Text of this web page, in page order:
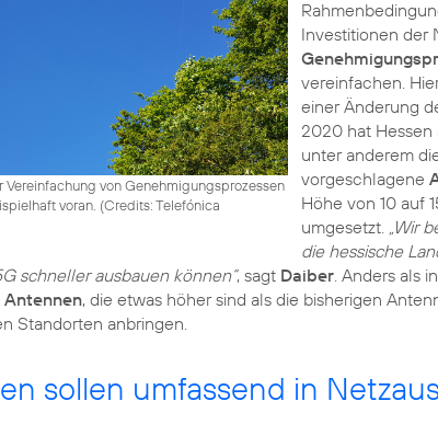
Vereinfachung von Genehmigungsprozessen
voran. (Credits: Telefónica
Investitionen der
vereinfachen.
einer Änderung
2020 hat Hessen
unter anderem
vorgeschlagene
Höhe von 10 auf
umgesetzt.
„Wir
die hessische
schneller ausbauen können“, sagt Daiber . Anders als
Antennen, die etwas höher sind als die bisherigen
Standorten anbringen.
sollen umfassend in